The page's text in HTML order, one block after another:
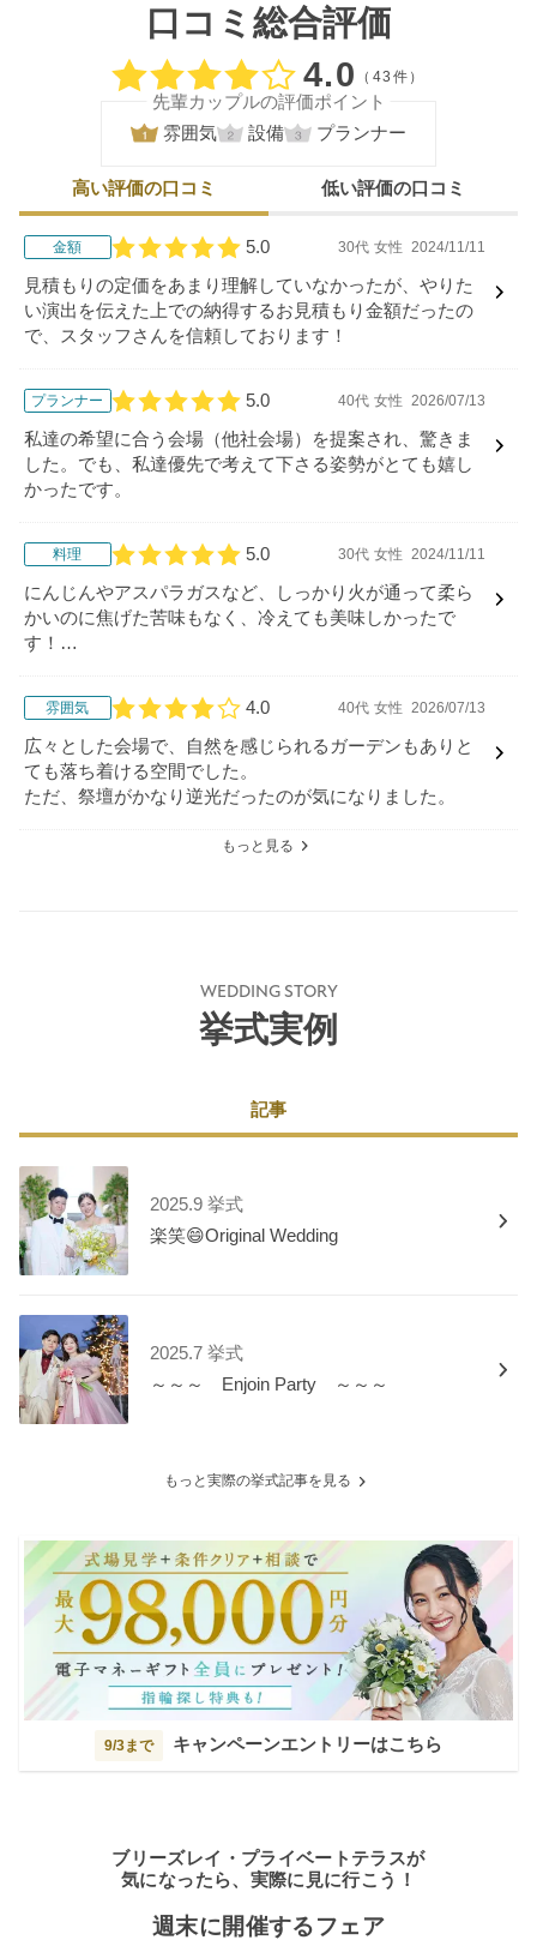
口コミ総合評価
口コミ評価
4.0 （43件）
先輩カップルの評価ポイント
雰囲気
設備 プランナー
高い評価の口コミ 低い評価の口コミ
金額
口コミ評価
5.0 30代 女性 2024/11/11
見積もりの定価をあまり理解していなかったが、やりた
い演出を伝えた上での納得するお見積もり金額だったの
で、スタッフさんを信頼しております！
プランナー
口コミ評価
5.0 40代 女性 2026/07/13
私達の希望に合う会場（他社会場）を提案され、驚きま
した。でも、私達優先で考えて下さる姿勢がとても嬉し
かったです。
料理
口コミ評価
5.0 30代 女性 2024/11/11
にんじんやアスパラガスなど、しっかり火が通って柔ら
かいのに焦げた苦味もなく、冷えても美味しかったで
す！
が魅力的でした！
雰囲気
口コミ評価
4.0 40代 女性 2026/07/13
広々とした会場で、自然を感じられるガーデンもありと
ても落ち着ける空間でした。
ただ、祭壇がかなり逆光だったのが気になりました。
もっと見る
WEDDING STORY
挙式実例
記事
2025.9 挙式
楽笑😄Original Wedding
2025.7 挙式
～～～ Enjoin Party ～～～
もっと実際の挙式記事を見る
9/3まで キャンペーンエントリーはこちら
ブリーズレイ・プライベートテラスが
気になったら、実際に見に行こう！
週末に開催するフェア